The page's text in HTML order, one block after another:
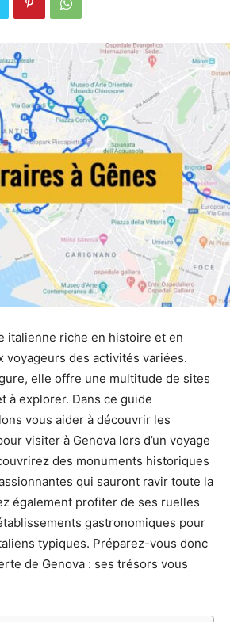
italienne riche en histoire et en
voyageurs des activités variées.
elle offre une multitude de sites
à explorer. Dans ce guide
vous aider à découvrir les
visiter à Genova lors d’un voyage
des monuments historiques
qui sauront ravir toute la
également profiter de ses ruelles
gastronomiques pour
typiques. Préparez-vous donc
de Genova : ses trésors vous